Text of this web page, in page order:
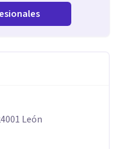
León